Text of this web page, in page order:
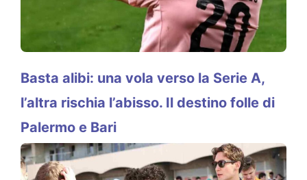
Basta alibi: una vola verso la Serie A,
l’altra rischia l’abisso. Il destino folle di
Palermo e Bari